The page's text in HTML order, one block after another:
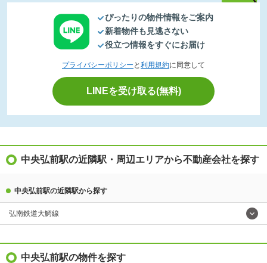
ぴったりの物件情報をご案内
新着物件も見逃さない
役立つ情報をすぐにお届け
プライバシーポリシー と 利用規約に同意して
LINEを受け取る(無料)
中央弘前駅の近隣駅・周辺エリアから不動産会社を探す
中央弘前駅の近隣駅から探す
弘南鉄道大鰐線
中央弘前駅の物件を探す